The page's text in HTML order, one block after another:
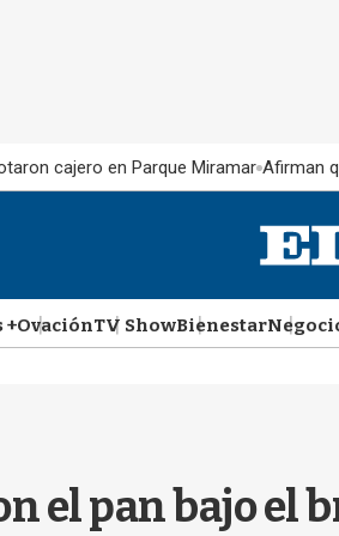
cajero en Parque Miramar Afirman
+OvaciónTV ShowBienestar
el pan bajo el